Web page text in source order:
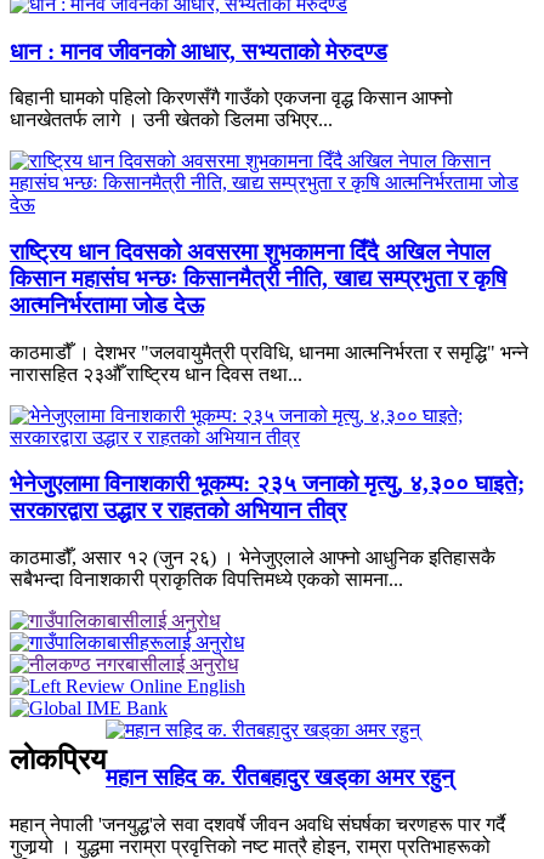
धान : मानव जीवनको आधार, सभ्यताको मेरुदण्ड
बिहानी घामको पहिलो किरणसँगै गाउँको एकजना वृद्ध किसान आफ्नो
धानखेततर्फ लागे । उनी खेतको डिलमा उभिएर...
राष्ट्रिय धान दिवसको अवसरमा शुभकामना दिँदै अखिल नेपाल
किसान महासंघ भन्छः किसानमैत्री नीति, खाद्य सम्प्रभुता र कृषि
आत्मनिर्भरतामा जोड देऊ
काठमाडौँ । देशभर "जलवायुमैत्री प्रविधि, धानमा आत्मनिर्भरता र समृद्धि" भन्ने
नारासहित २३औँ राष्ट्रिय धान दिवस तथा...
भेनेजुएलामा विनाशकारी भूकम्प: २३५ जनाको मृत्यु, ४,३०० घाइते;
सरकारद्वारा उद्धार र राहतको अभियान तीव्र
काठमाडौँ, असार १२ (जुन २६) । भेनेजुएलाले आफ्नो आधुनिक इतिहासकै
सबैभन्दा विनाशकारी प्राकृतिक विपत्तिमध्ये एकको सामना...
लाेकप्रिय
महान सहिद क. रीतबहादुर खड्‌का अमर रहुन्
महान् नेपाली 'जनयुद्ध'ले सवा दशवर्षे जीवन अवधि संघर्षका चरणहरू पार गर्दै
गुजार्‍यो । युद्धमा नराम्रा प्रवृत्तिको नष्ट मात्रै होइन, राम्रा प्रतिभाहरूको